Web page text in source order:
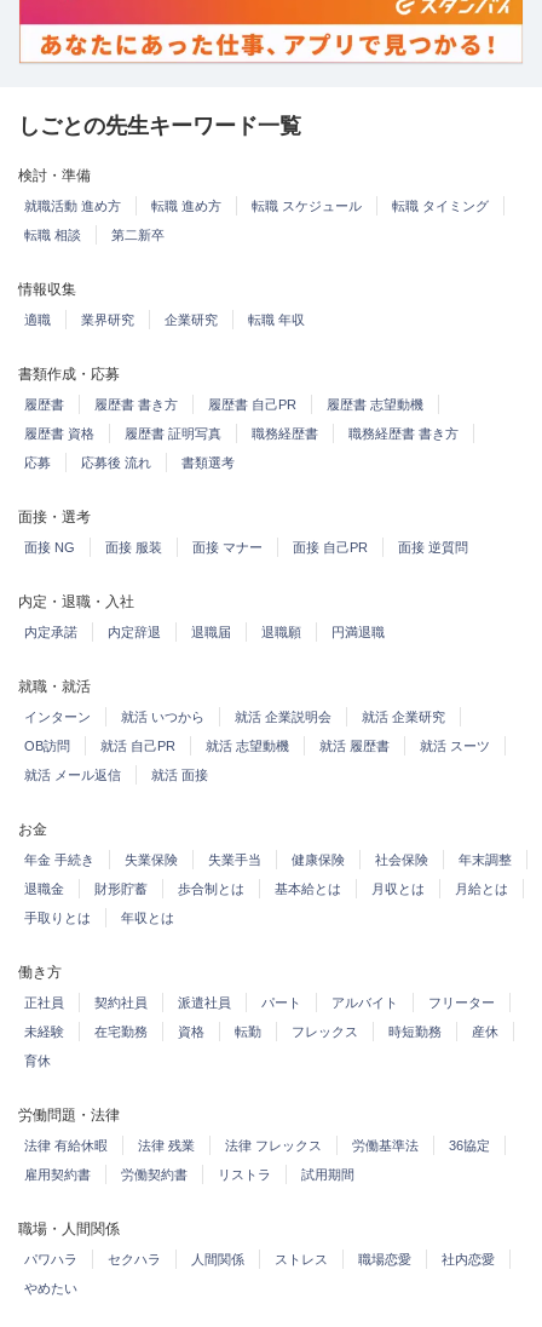
しごとの先生キーワード一覧
検討・準備
就職活動 進め方 転職 進め方 転職 スケジュール
転職 タイミング
転職 相談
第二新卒
情報収集
適職 業界研究 企業研究 転職 年収
書類作成・応募
履歴書 履歴書 書き方 履歴書 自己PR
履歴書 志望動機
履歴書 資格
履歴書 証明写真 職務経歴書
職務経歴書 書き方
応募
応募後 流れ 書類選考
面接・選考
面接 NG 面接 服装 面接 マナー 面接 自己PR 面接 逆質問
内定・退職・入社
内定承諾 内定辞退 退職届 退職願 円満退職
就職・就活
インターン 就活 いつから 就活 企業説明会
就活 企業研究
OB訪問
就活 自己PR 就活 志望動機 就活 履歴書
就活 スーツ
就活 メール返信
就活 面接
お金
年金 手続き 失業保険 失業手当 健康保険 社会保険
年末調整
退職金
財形貯蓄 歩合制とは 基本給とは 月収とは
月給とは
手取りとは
年収とは
働き方
正社員 契約社員 派遣社員 パート アルバイト
フリーター
未経験
在宅勤務 資格 転勤 フレックス 時短勤務
産休
育休
労働問題・法律
法律 有給休暇 法律 残業 法律 フレックス 労働基準法
36協定
雇用契約書
労働契約書 リストラ 試用期間
職場・人間関係
パワハラ セクハラ 人間関係 ストレス 職場恋愛
社内恋愛
やめたい